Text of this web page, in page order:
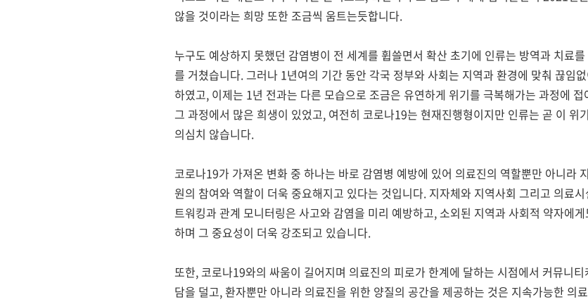
않을 것이라는 희망 또한 조금씩 움트는듯합니다.
누구도 예상하지 못했던 감염병이 전 세계를 휩쓸면서 확산 초기에 인류는 방역과 치료
를 거쳤습니다. 그러나 1년여의 기간 동안 각국 정부와 사회는 지역과 환경에 맞춰 끊임
하였고, 이제는 1년 전과는 다른 모습으로 조금은 유연하게 위기를 극복해가는 과정에
그 과정에서 많은 희생이 있었고, 여전히 코로나19는 현재진행형이지만 인류는 곧 이 위
의심치 않습니다.
코로나19가 가져온 변화 중 하나는 바로 감염병 예방에 있어 의료진의 역할뿐만 아니라
원의 참여와 역할이 더욱 중요해지고 있다는 것입니다. 지자체와 지역사회 그리고 의료
트워킹과 관계 모니터링은 사고와 감염을 미리 예방하고,소외된 지역과 사회적 약자에
하며 그 중요성이 더욱 강조되고 있습니다.
또한, 코로나19와의 싸움이 길어지며 의료진의 피로가 한계에 달하는 시점에서 커뮤니
담을 덜고, 환자뿐만 아니라 의료진을 위한 양질의 공간을 제공하는 것은 지속가능한 의